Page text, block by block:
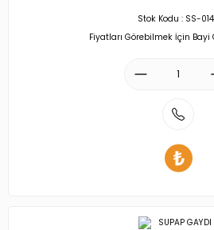
Stok Kodu : SS-
Fiyatları Görebilmek İçin Bayi